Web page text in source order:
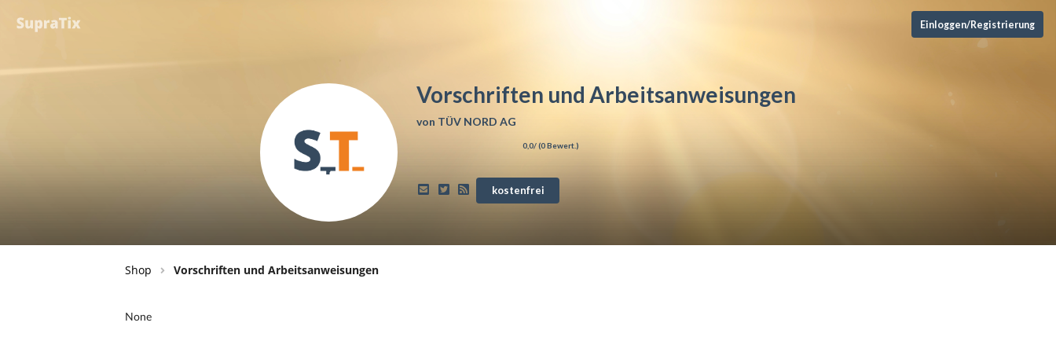
Einloggen/Registrierung
Vorschriften und Arbeitsanweisungen
von TÜV NORD AG
0,0/ (0Bewert.)
kostenfrei
Shop Vorschriften und Arbeitsanweisungen